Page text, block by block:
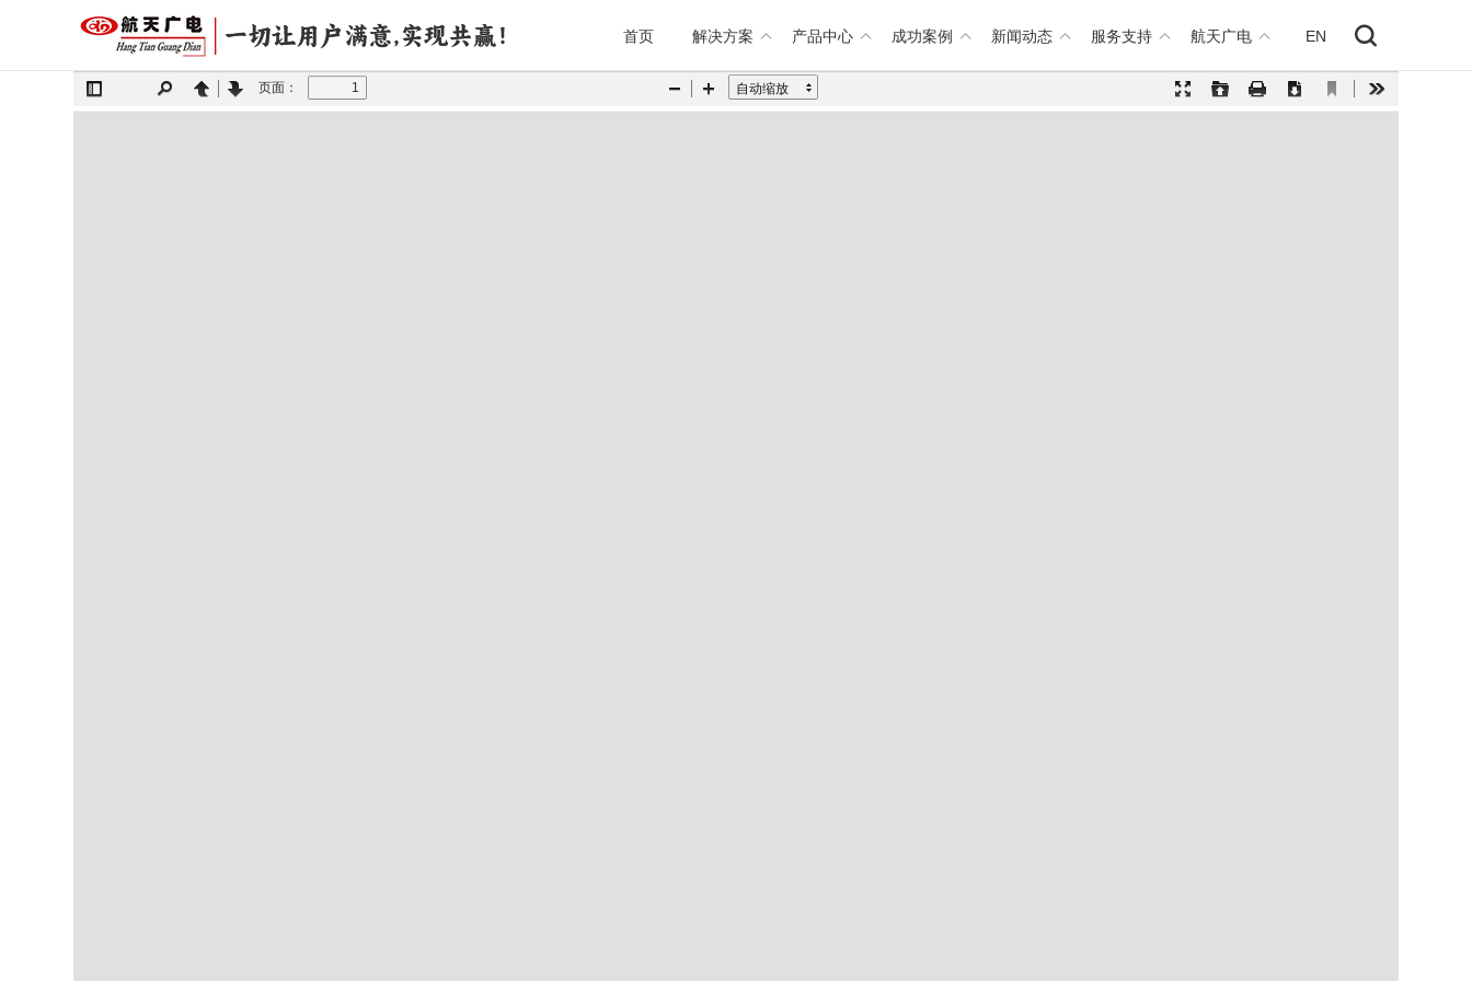
首页 解决方案 产品中心 成功案例 新闻动态 服务支持 航天广电 EN